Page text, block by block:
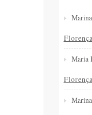
Florença
Maria
Florença